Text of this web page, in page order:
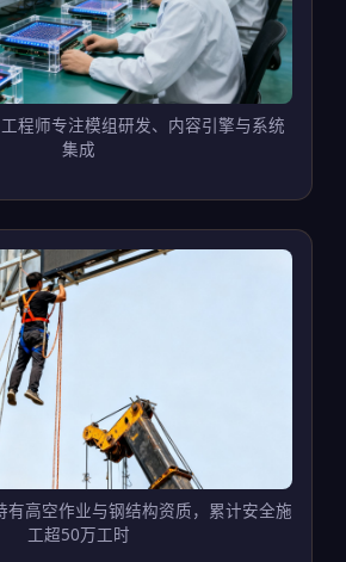
程师专注模组研发、内容引擎与系统
集成
高空作业与钢结构资质，累计安全施
工超50万工时